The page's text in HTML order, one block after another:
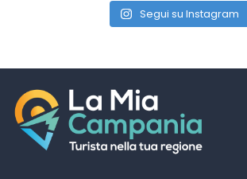
Segui su Instagram